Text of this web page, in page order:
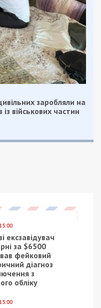
заробляли на
військових частин
ексзавідувач
за $6500
фейковий
діагноз
з
обліку